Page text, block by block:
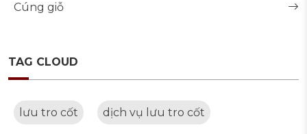
Cúng giỗ
TAG CLOUD
lưu tro cốt dịch vụ lưu tro cốt